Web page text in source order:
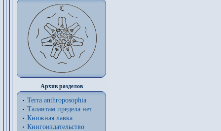
Архив разделов
Terra anthroposophia
Талантам предела нет
Книжная лавка
Книгоиздательство